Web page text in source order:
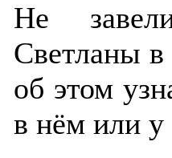
Не
Светланы
об этом
в нём или у